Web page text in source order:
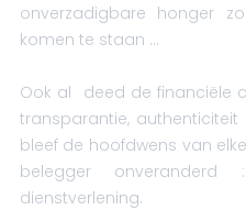
onverzadigbare honger
komen te staan …
Ook al deed de financiële
transparantie,
bleef de hoofdwens van
belegger
dienstverlening.